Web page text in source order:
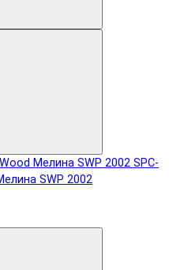
SPC-
SWP 2002